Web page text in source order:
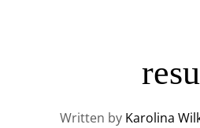
Written by Karolina